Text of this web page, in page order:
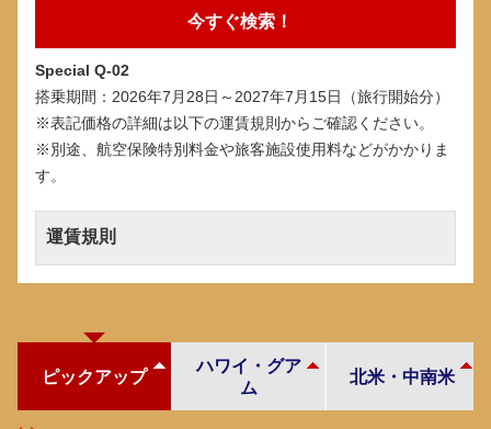
今すぐ検索！
Special Q-02
搭乗期間：2026年7月28日～2027年7月15日（旅行開始分）
※表記価格の詳細は以下の運賃規則からご確認ください。
※別途、航空保険特別料金や旅客施設使用料などがかかりま
す。
運賃規則
ピックアップ
ハワイ・グア
ム
北米・中南米